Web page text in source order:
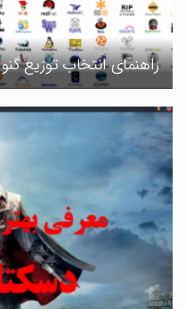
راهنمای انتخاب توزیع